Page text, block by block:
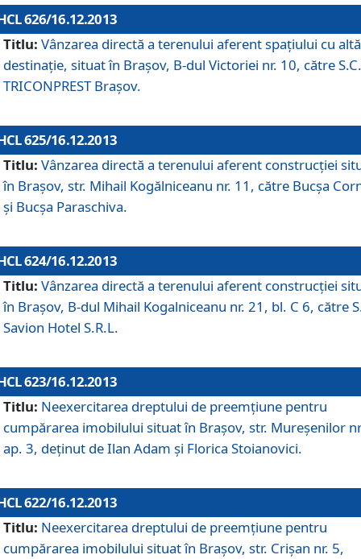
626/16.12.2013
Titlu: Vânzarea directă a terenului aferent spaţiului cu altă
destinaţie, situat în Braşov, B-dul Victoriei nr. 10, către S.C.
TRICONPREST Braşov.
625/16.12.2013
Titlu: Vânzarea directă a terenului aferent construcţiei
în Braşov, str. Mihail Kogălniceanu nr. 11, către Bucşa
şi Bucşa Paraschiva.
624/16.12.2013
Titlu: Vânzarea directă a terenului aferent construcţiei
în Braşov, B-dul Mihail Kogalniceanu nr. 21, bl. C 6, către
Savion Hotel S.R.L.
623/16.12.2013
Titlu: Neexercitarea dreptului de preemţiune pentru
cumpărarea imobilului situat în Braşov, str. Mureşenilor
ap. 3, deţinut de Ilan Adam şi Florica Stoianovici.
622/16.12.2013
Titlu: Neexercitarea dreptului de preemţiune pentru
cumpărarea imobilului situat în Braşov, str. Crişan nr. 5,